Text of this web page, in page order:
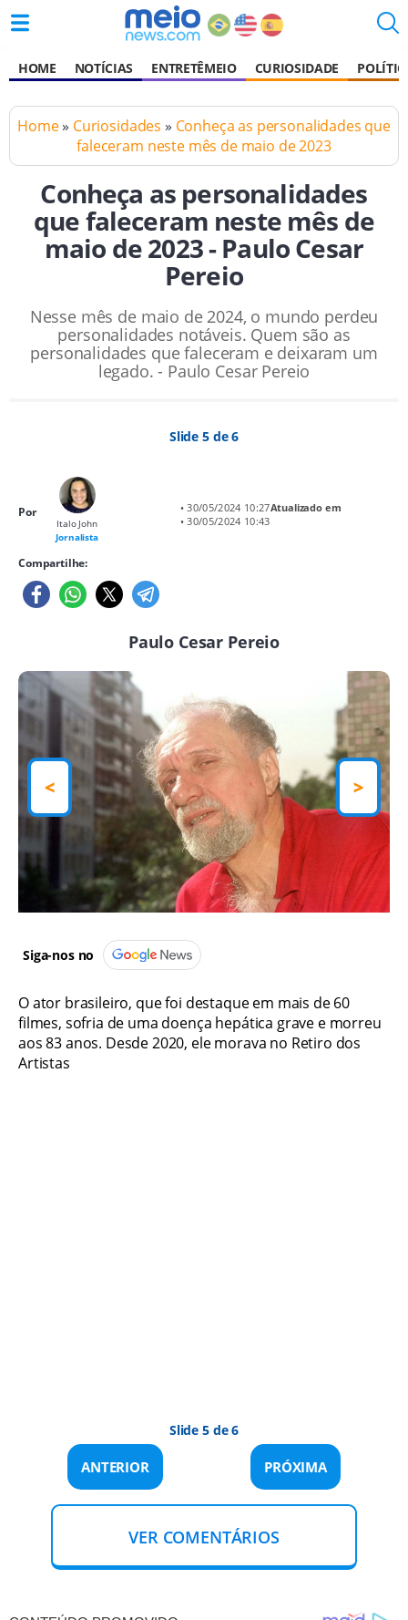
HOME NOTÍCIAS ENTRETÊMEIO CURIOSIDADE
Home» Curiosidades » Conheça as personalidades que
faleceram neste mês de maio de 2023
Conheça as personalidades
que faleceram neste mês de
maio de 2023 - Paulo Cesar
Pereio
Nesse mês de maio de 2024, o mundo perdeu
personalidades notáveis. Quem são as
personalidades que faleceram e deixaram um
legado. - Paulo Cesar Pereio
Slide 5 de 6
Por
Italo John
Jornalista
• 30/05/2024 10:27Atualizado em
• 30/05/2024 10:43
Compartilhe:
Paulo Cesar Pereio
< >
Siga-nos no
O ator brasileiro, que foi destaque em mais de 60
filmes, sofria de uma doença hepática grave e morreu
aos 83 anos. Desde 2020, ele morava no Retiro dos
Artistas
Slide 5 de 6
ANTERIOR PRÓXIMA
VER COMENTÁRIOS